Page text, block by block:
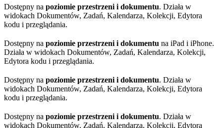
Dostępny na poziomie przestrzeni i dokumentu. Działa w
widokach Dokumentów, Zadań, Kalendarza, Kolekcji, Edytora
kodu i przeglądania.
Dostępny na poziomie przestrzeni i dokumentu na iPad i iPhone.
Działa w widokach Dokumentów, Zadań, Kalendarza, Kolekcji,
Edytora kodu i przeglądania.
Dostępny na poziomie przestrzeni i dokumentu. Działa w
widokach Dokumentów, Zadań, Kalendarza, Kolekcji, Edytora
kodu i przeglądania.
Dostępny na poziomie przestrzeni i dokumentu. Działa w
widokach Dokumentów, Zadań, Kalendarza, Kolekcji, Edytora